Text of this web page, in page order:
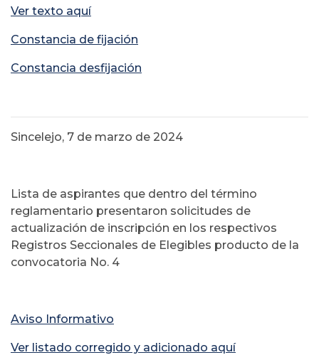
Ver texto aquí
Constancia de fijación
Constancia desfijación
Sincelejo, 7 de marzo de 2024
Lista de aspirantes que dentro del término
reglamentario presentaron solicitudes de
actualización de inscripción en los respectivos
Registros Seccionales de Elegibles producto de la
convocatoria No. 4
Aviso Informativo
Ver listado corregido y adicionado aquí